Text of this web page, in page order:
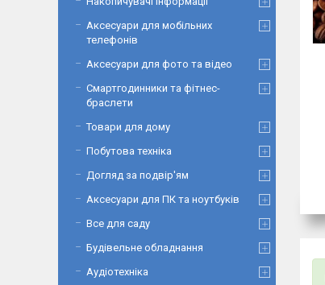
Аксесуари для мобільних
телефонів
Аксесуари для фото та відео
Смартгодинники та фітнес-
браслети
Товари для дому
Побутова техніка
Догляд за подвір'ям
Аксесуари для ПК та ноутбуків
Все для саду
Будівельне обладнання
Аудіотехніка